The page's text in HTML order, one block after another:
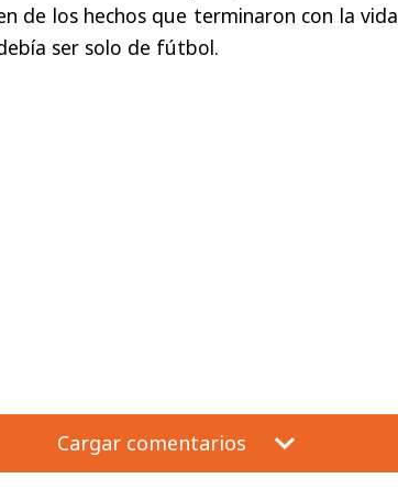
de los hechos que terminaron con la
ser solo de fútbol.
Cargar comentarios